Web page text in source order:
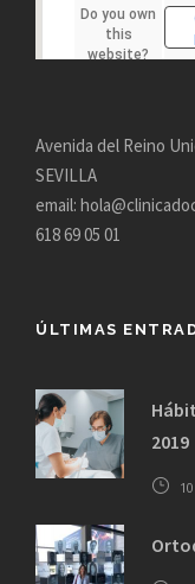
Do you own
this
website?
Avenida del Reino
SEVILLA
email:
618 69 05 01
ÚLTIMAS
2019